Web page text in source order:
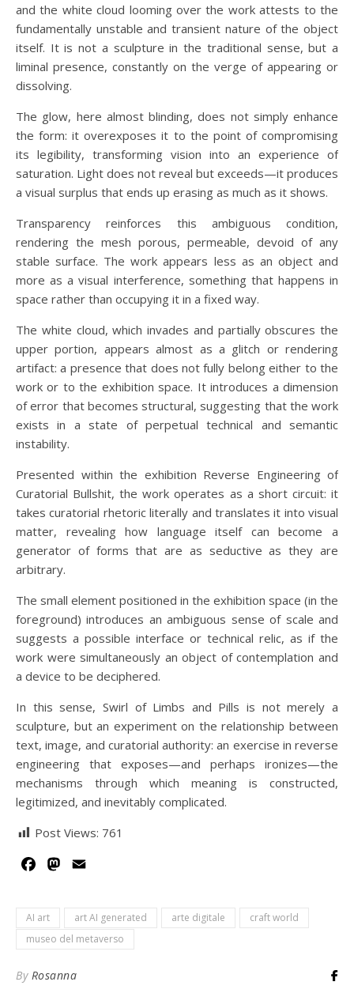
and the white cloud looming over the work attests to the
fundamentally unstable and transient nature of the object
itself. It is not a sculpture in the traditional sense, but a
liminal presence, constantly on the verge of appearing or
dissolving.
The glow, here almost blinding, does not simply enhance
the form: it overexposes it to the point of compromising
its legibility, transforming vision into an experience of
saturation. Light does not reveal but exceeds—it produces
a visual surplus that ends up erasing as much as it shows.
Transparency reinforces this ambiguous condition,
rendering the mesh porous, permeable, devoid of any
stable surface. The work appears less as an object and
more as a visual interference, something that happens in
space rather than occupying it in a fixed way.
The white cloud, which invades and partially obscures the
upper portion, appears almost as a glitch or rendering
artifact: a presence that does not fully belong either to the
work or to the exhibition space. It introduces a dimension
of error that becomes structural, suggesting that the work
exists in a state of perpetual technical and semantic
instability.
Presented within the exhibition Reverse Engineering of
Curatorial Bullshit, the work operates as a short circuit: it
takes curatorial rhetoric literally and translates it into visual
matter, revealing how language itself can become a
generator of forms that are as seductive as they are
arbitrary.
The small element positioned in the exhibition space (in the
foreground) introduces an ambiguous sense of scale and
suggests a possible interface or technical relic, as if the
work were simultaneously an object of contemplation and
a device to be deciphered.
In this sense, Swirl of Limbs and Pills is not merely a
sculpture, but an experiment on the relationship between
text, image, and curatorial authority: an exercise in reverse
engineering that exposes—and perhaps ironizes—the
mechanisms through which meaning is constructed,
legitimized, and inevitably complicated.
Post Views: 761
FacebookMastodon
AI art art AI generated arte digitale
craft world
museo del metaverso
By Rosanna